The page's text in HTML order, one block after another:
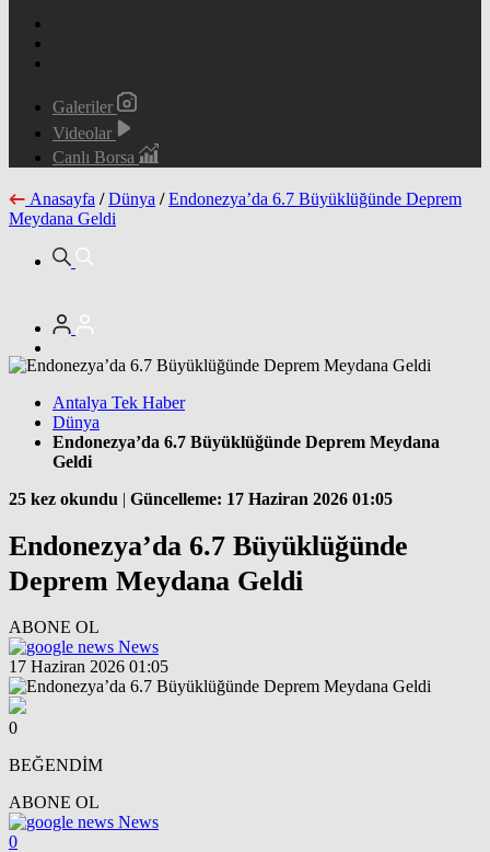
Galeriler
Videolar
Canlı Borsa
Anasayfa / Dünya / Endonezya’da 6.7 Büyüklüğünde Deprem
Meydana Geldi
Antalya Tek Haber
Dünya
Endonezya’da 6.7 Büyüklüğünde Deprem Meydana
Geldi
25 kez okundu | Güncelleme: 17 Haziran 2026 01:05
Endonezya’da 6.7 Büyüklüğünde
Deprem Meydana Geldi
ABONE OL
News
17 Haziran 2026 01:05
0
BEĞENDİM
ABONE OL
News
0